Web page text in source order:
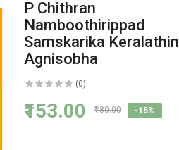
P Chithran
Namboothirippad
Samskarika
Agnisobha
(0)
₹153.00 ₹180.00 -15%